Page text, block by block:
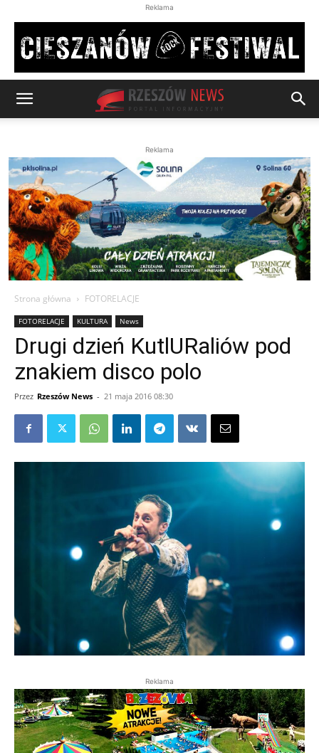
Reklama
Reklama
Strona główna FOTORELACJE
FOTORELACJE KULTURA News
Drugi dzień KutlURaliów pod
znakiem disco polo
Przez Rzeszów News - 21 maja 2016 08:30
Reklama